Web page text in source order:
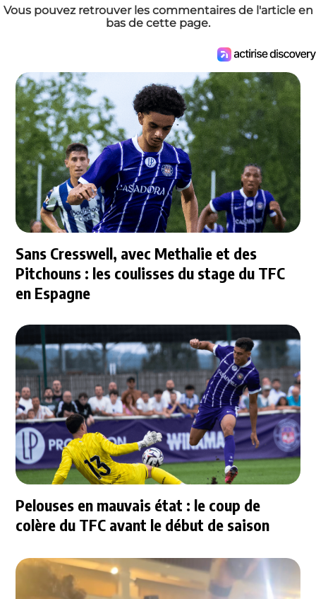
Vous pouvez retrouver les commentaires de l'article en
bas de cette page.
Sans Cresswell, avec Methalie et des
Pitchouns : les coulisses du stage du TFC
en Espagne
Pelouses en mauvais état : le coup de
colère du TFC avant le début de saison